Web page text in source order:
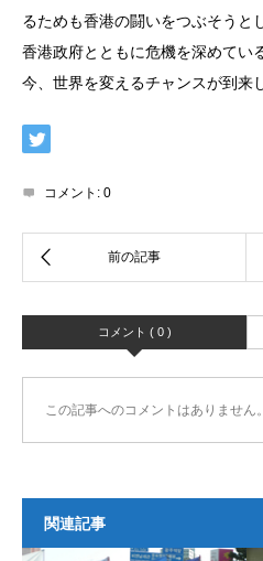
るためも香港の闘いをつぶそうと
香港政府とともに危機を深めてい
今、世界を変えるチャンスが到来
コメント: 0
コメント ( 0 )
この記事へのコメントはありません。
関連記事